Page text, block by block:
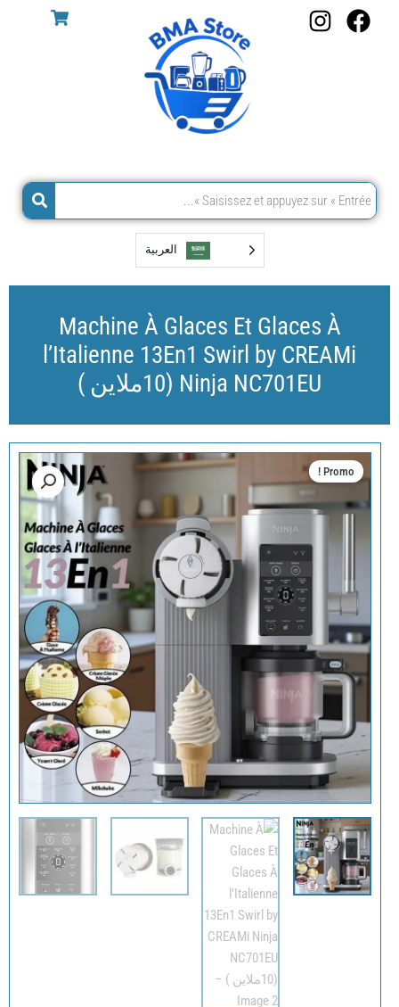
F
k
I
a
m
العربية‏
Machine À Glaces Et Glaces À
l’Italienne 13En1 Swirl by CREAMi
Ninja NC701EU (10ملاين )
Promo !